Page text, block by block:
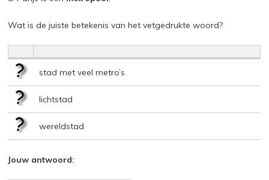
Wat is de juiste betekenis van het vetgedrukte woord?
stad met veel metro’s
lichtstad
wereldstad
Jouw antwoord: